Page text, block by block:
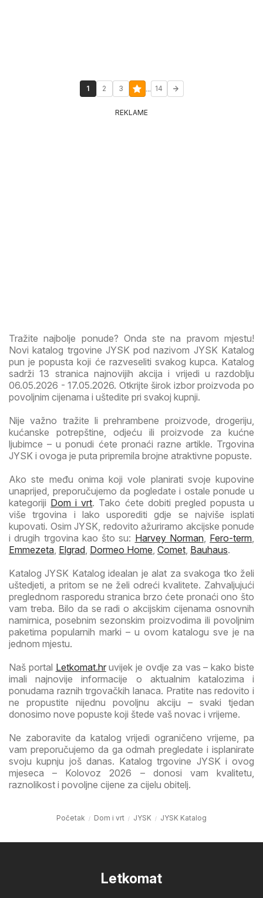
1 2 3 ... 14
REKLAME
Tražite najbolje ponude? Onda ste na pravom mjestu!
Novi katalog trgovine JYSK pod nazivom JYSK Katalog
pun je popusta koji će razveseliti svakog kupca. Katalog
sadrži 13 stranica najnovijih akcija i vrijedi u razdoblju
06.05.2026 - 17.05.2026. Otkrijte širok izbor proizvoda po
povoljnim cijenama i uštedite pri svakoj kupnji.
Nije važno tražite li prehrambene proizvode, drogeriju,
kućanske potrepštine, odjeću ili proizvode za kućne
ljubimce – u ponudi ćete pronaći razne artikle. Trgovina
JYSK i ovoga je puta pripremila brojne atraktivne popuste.
Ako ste među onima koji vole planirati svoje kupovine
unaprijed, preporučujemo da pogledate i ostale ponude u
kategoriji Dom i vrt. Tako ćete dobiti pregled popusta u
više trgovina i lako usporediti gdje se najviše isplati
kupovati. Osim JYSK, redovito ažuriramo akcijske ponude
i drugih trgovina kao što su: Harvey Norman, Fero-term
Emmezeta Elgrad Dormeo Home Comet Bauhaus.
Katalog JYSK Katalog idealan je alat za svakoga tko želi
uštedjeti, a pritom se ne želi odreći kvalitete. Zahvaljujući
preglednom rasporedu stranica brzo ćete pronaći ono što
vam treba. Bilo da se radi o akcijskim cijenama osnovnih
namirnica, posebnim sezonskim proizvodima ili povoljnim
paketima popularnih marki – u ovom katalogu sve je na
jednom mjestu.
Naš portal Letkomat.hruvijek je ovdje za vas – kako biste
imali najnovije informacije o aktualnim katalozima i
ponudama raznih trgovačkih lanaca. Pratite nas redovito i
ne propustite nijednu povoljnu akciju – svaki tjedan
donosimo nove popuste koji štede vaš novac i vrijeme.
Ne zaboravite da katalog vrijedi ograničeno vrijeme, pa
vam preporučujemo da ga odmah pregledate i isplanirate
svoju kupnju još danas. Katalog trgovine JYSK i ovog
mjeseca – Kolovoz 2026 – donosi vam kvalitetu,
raznolikost i povoljne cijene za cijelu obitelj.
Početak Dom i vrt JYSK JYSK Katalog
Letkomat